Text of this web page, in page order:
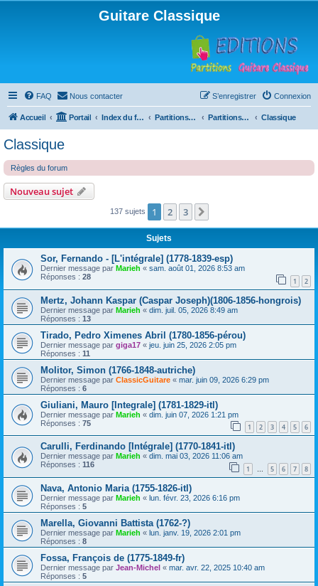
Guitare Classique
FAQ Nous contacter Connexion
S’enregistrer
Accueil Portail Index du forum Partitions pour guitare en libre téléchargement Partitions classées par compositeur Classique
Classique
Règles du forum
Nouveau sujet
137 sujets 1 2 3
Sujets
Sor, Fernando - [L'intégrale] (1778-1839-esp)
Dernier message par Marieh « sam. août 01, 2026 8:53 am
Réponses : 28 1 2
Mertz, Johann Kaspar (Caspar Joseph)(1806-1856-hongrois)
Dernier message par Marieh « dim. juil. 05, 2026 8:49 am
Réponses : 13
Tirado, Pedro Ximenes Abril (1780-1856-pérou)
Dernier message par giga17 « jeu. juin 25, 2026 2:05 pm
Réponses : 11
Molitor, Simon (1766-1848-autriche)
Dernier message par ClassicGuitare « mar. juin 09, 2026 6:29 pm
Réponses : 6
Giuliani, Mauro [Integrale] (1781-1829-itl)
Dernier message par Marieh « dim. juin 07, 2026 1:21 pm
Réponses : 75 1 2 3 4 5 6
Carulli, Ferdinando [Intégrale] (1770-1841-itl)
Dernier message par Marieh « dim. mai 03, 2026 11:06 am
Réponses : 116 1 … 5 6 7 8
Nava, Antonio Maria (1755-1826-itl)
Dernier message par Marieh « lun. févr. 23, 2026 6:16 pm
Réponses : 5
Marella, Giovanni Battista (1762-?)
Dernier message par Marieh « lun. janv. 19, 2026 2:01 pm
Réponses : 8
Fossa, François de (1775-1849-fr)
Dernier message par Jean-Michel « mar. avr. 22, 2025 10:40 am
Réponses : 5